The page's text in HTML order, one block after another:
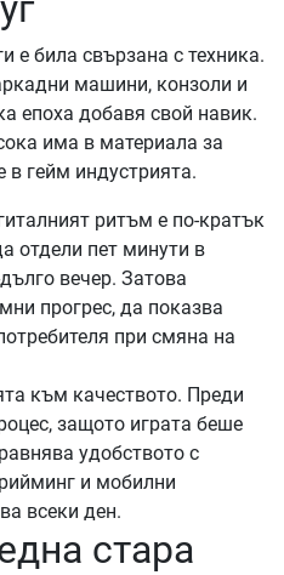
е била свързана с техника.
машини, конзоли и
епоха добавя свой навик.
има в материала за
в гейм индустрията.
ритъм е по-кратък
отдели пет минути в
вечер. Затова
прогрес, да показва
при смяна на
към качеството. Преди
защото играта беше
удобството с
и мобилни
всеки ден.
стара